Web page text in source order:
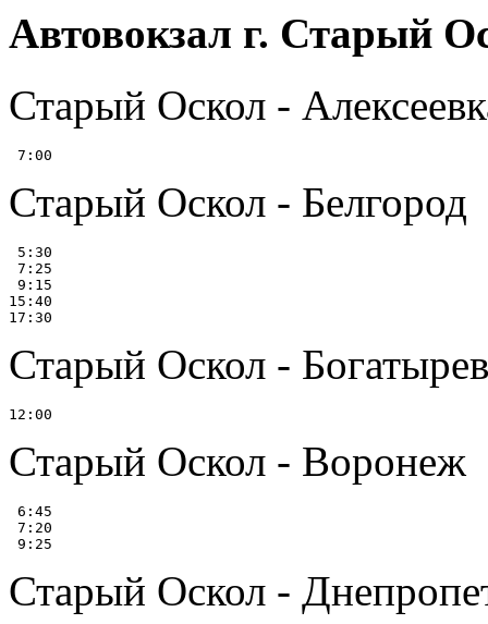
Автовокзал г. Старый
Старый Оскол -
Старый Оскол - Белгород
5:30
7:25
9:15
15:40
Старый Оскол -
Старый Оскол - Воронеж
6:45
7:20
Старый Оскол -